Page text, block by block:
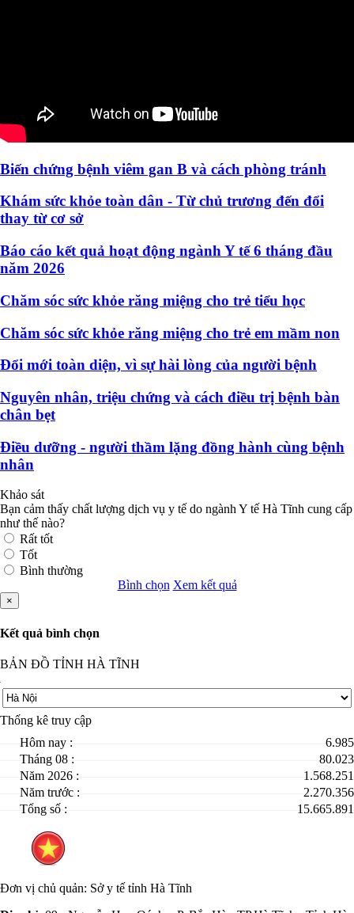
Biến chứng bệnh viêm gan B và cách phòng tránh
Khám sức khỏe toàn dân - Từ chủ trương đến đổi
thay từ cơ sở
Báo cáo kết quả hoạt động ngành Y tế 6 tháng đầu
năm 2026
Chăm sóc sức khỏe răng miệng cho trẻ tiểu học
Chăm sóc sức khỏe răng miệng cho trẻ em mầm non
Đổi mới toàn diện, vì sự hài lòng của người bệnh
Nguyên nhân, triệu chứng và cách điều trị bệnh bàn
chân bẹt
Điều dưỡng - người thầm lặng đồng hành cùng bệnh
nhân
Khảo sát
Bạn cảm thấy chất lượng dịch vụ y tế do ngành Y tế Hà Tĩnh cung cấp
như thế nào?
Rất tốt
Tốt
Bình thường
Bình chọn Xem kết quả
×
Kết quả bình chọn
BẢN ĐỒ TỈNH HÀ TĨNH
Thống kê truy cập
Hôm nay :
6.985
Tháng 08 :
80.023
Năm 2026 :
1.568.251
Năm trước :
2.270.356
Tổng số :
15.665.891
Đơn vị chủ quản: Sở y tế tỉnh Hà Tĩnh